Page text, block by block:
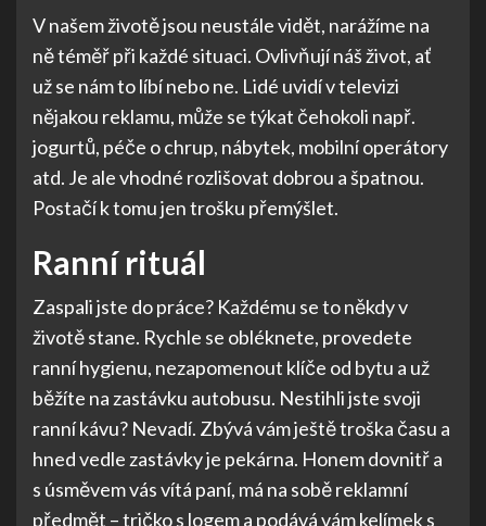
V našem životě jsou neustále vidět, narážíme na
ně téměř při každé situaci. Ovlivňují náš život, ať
už se nám to líbí nebo ne. Lidé uvidí v televizi
nějakou reklamu, může se týkat čehokoli např.
jogurtů, péče o chrup, nábytek, mobilní operátory
atd. Je ale vhodné rozlišovat dobrou a špatnou.
Postačí k tomu jen trošku přemýšlet.
Ranní rituál
Zaspali jste do práce? Každému se to někdy v
životě stane. Rychle se obléknete, provedete
ranní hygienu, nezapomenout klíče od bytu a už
běžíte na zastávku autobusu. Nestihli jste svoji
ranní kávu? Nevadí. Zbývá vám ještě troška času a
hned vedle zastávky je pekárna. Honem dovnitř a
s úsměvem vás vítá paní, má na soběreklamní
předmět – tričko s logem a podává vám kelímek s